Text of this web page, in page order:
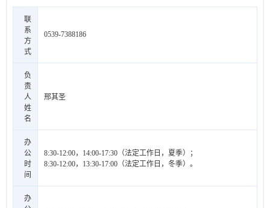
联
系
方
式
0539-7388186
负
责
人
姓
名
邢其圣
办
公
时
间
8:30-12:00，14:00-17:30（法定工作日，夏季）；
8:30-12:00，13:30-17:00（法定工作日，冬季）。
办